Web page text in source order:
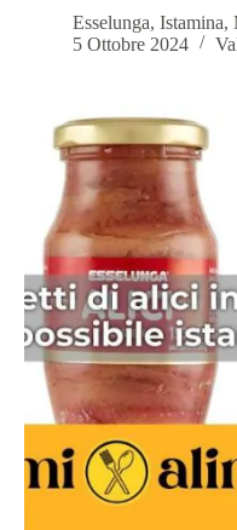
Esselunga, Istamina,
5 Ottobre 2024